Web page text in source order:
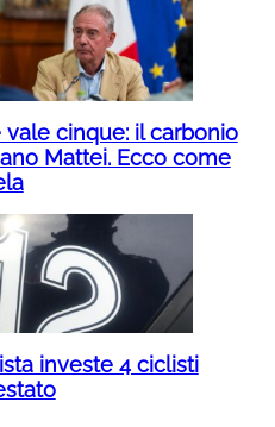
cinque: il carbonio
Mattei. Ecco come
investe 4 ciclisti